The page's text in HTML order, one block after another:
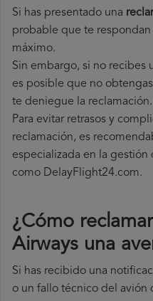
Si has presentado una
probable que te
máximo.
Sin embargo, si no recibes
es posible que no
te deniegue la reclamación.
Para evitar retrasos y
reclamación, es
especializada en la gestión
como DelayFlight24.com.
¿Cómo
Airways una
Si has recibido una
o un fallo técnico del avión